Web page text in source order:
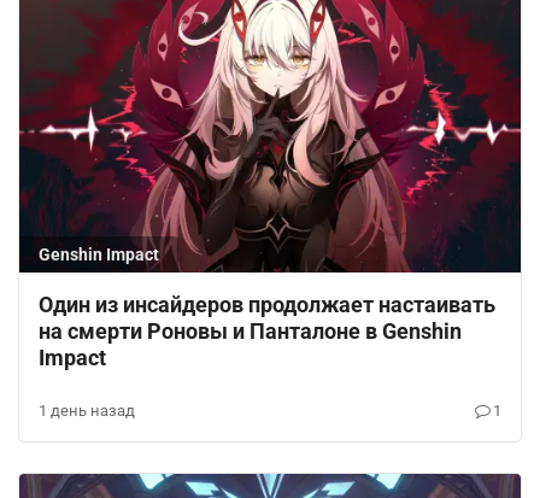
Genshin Impact
Один из инсайдеров продолжает настаивать
на смерти Роновы и Панталоне в Genshin
Impact
1 день назад 1